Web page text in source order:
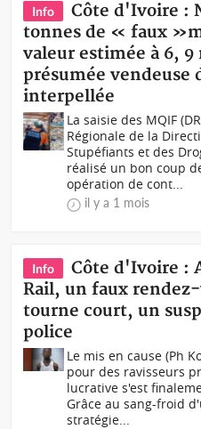
Info
Côte d'Ivoire :
tonnes de « faux
valeur estimée à 6,
présumée vendeuse
interpellée
La saisie des MQIF
Régionale de la
Stupéfiants et des
réalisé un bon coup
opération de cont...
il y a 1 mois
Info
Côte d'Ivoire :
Rail, un faux
tourne court, un
police
Le mis en cause (Ph
pour des ravisseurs
lucrative s'est
Grâce au sang-froid
stratégie...